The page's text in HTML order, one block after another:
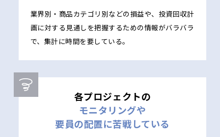
業界別・商品カテゴリ別などの損益や、投資回収計
画に対する見通しを把握するための情報がバラバラ
で、集計に時間を要している。
各プロジェクトの
モニタリングや
要員の配置に苦戦している